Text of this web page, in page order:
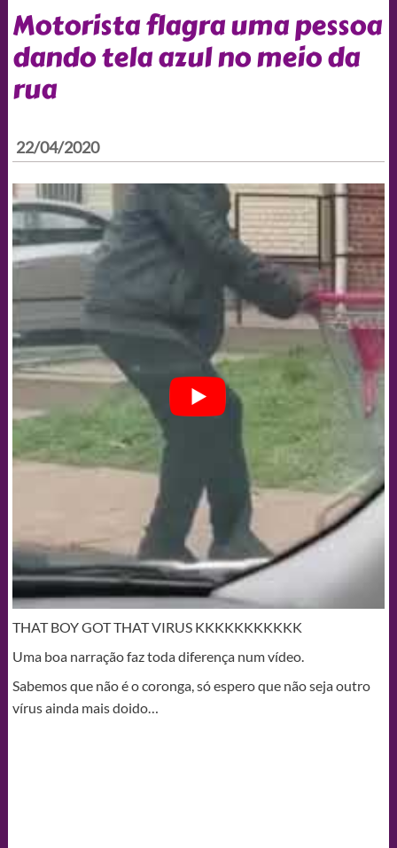
Motorista flagra uma pessoa
dando tela azul no meio da
rua
22/04/2020
THAT BOY GOT THAT VIRUS KKKKKKKKKKK
Uma boa narração faz toda diferença num vídeo.
Sabemos que não é o coronga, só espero que não seja outro
vírus ainda mais doido…